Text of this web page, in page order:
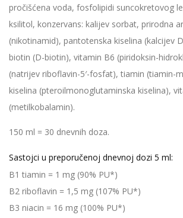
pročišćena voda, fosfolipidi suncokretovog
ksilitol, konzervans: kalijev sorbat, prirodna
(nikotinamid), pantotenska kiselina (kalcijev
biotin (D-biotin), vitamin B6 (piridoksin-
(natrijev riboflavin-5′-fosfat), tiamin (tiamin-
kiselina (pteroilmonoglutaminska kiselina),
(metilkobalamin).
150 ml = 30 dnevnih doza.
Sastojci u preporučenoj dnevnoj dozi 5 ml:
B1 tiamin = 1 mg (90% PU*)
B2 riboflavin = 1,5 mg (107% PU*)
B3 niacin = 16 mg (100% PU*)